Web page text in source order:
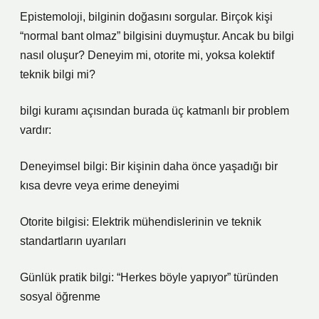
Epistemoloji, bilginin doğasını sorgular. Birçok kişi
“normal bant olmaz” bilgisini duymuştur. Ancak bu bilgi
nasıl oluşur? Deneyim mi, otorite mi, yoksa kolektif
teknik bilgi mi?
bilgi kuramı açısından burada üç katmanlı bir problem
vardır:
Deneyimsel bilgi: Bir kişinin daha önce yaşadığı bir
kısa devre veya erime deneyimi
Otorite bilgisi: Elektrik mühendislerinin ve teknik
standartların uyarıları
Günlük pratik bilgi: “Herkes böyle yapıyor” türünden
sosyal öğrenme